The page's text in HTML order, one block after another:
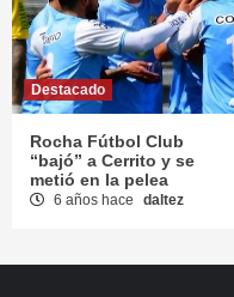
Destacado
Rocha Fútbol Club
“bajó” a Cerrito y se
metió en la pelea
6 años hace daltez